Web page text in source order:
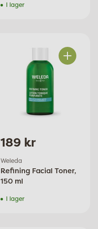
I lager
Antal
189 kr
Weleda
Refining Facial Toner,
150 ml
I lager